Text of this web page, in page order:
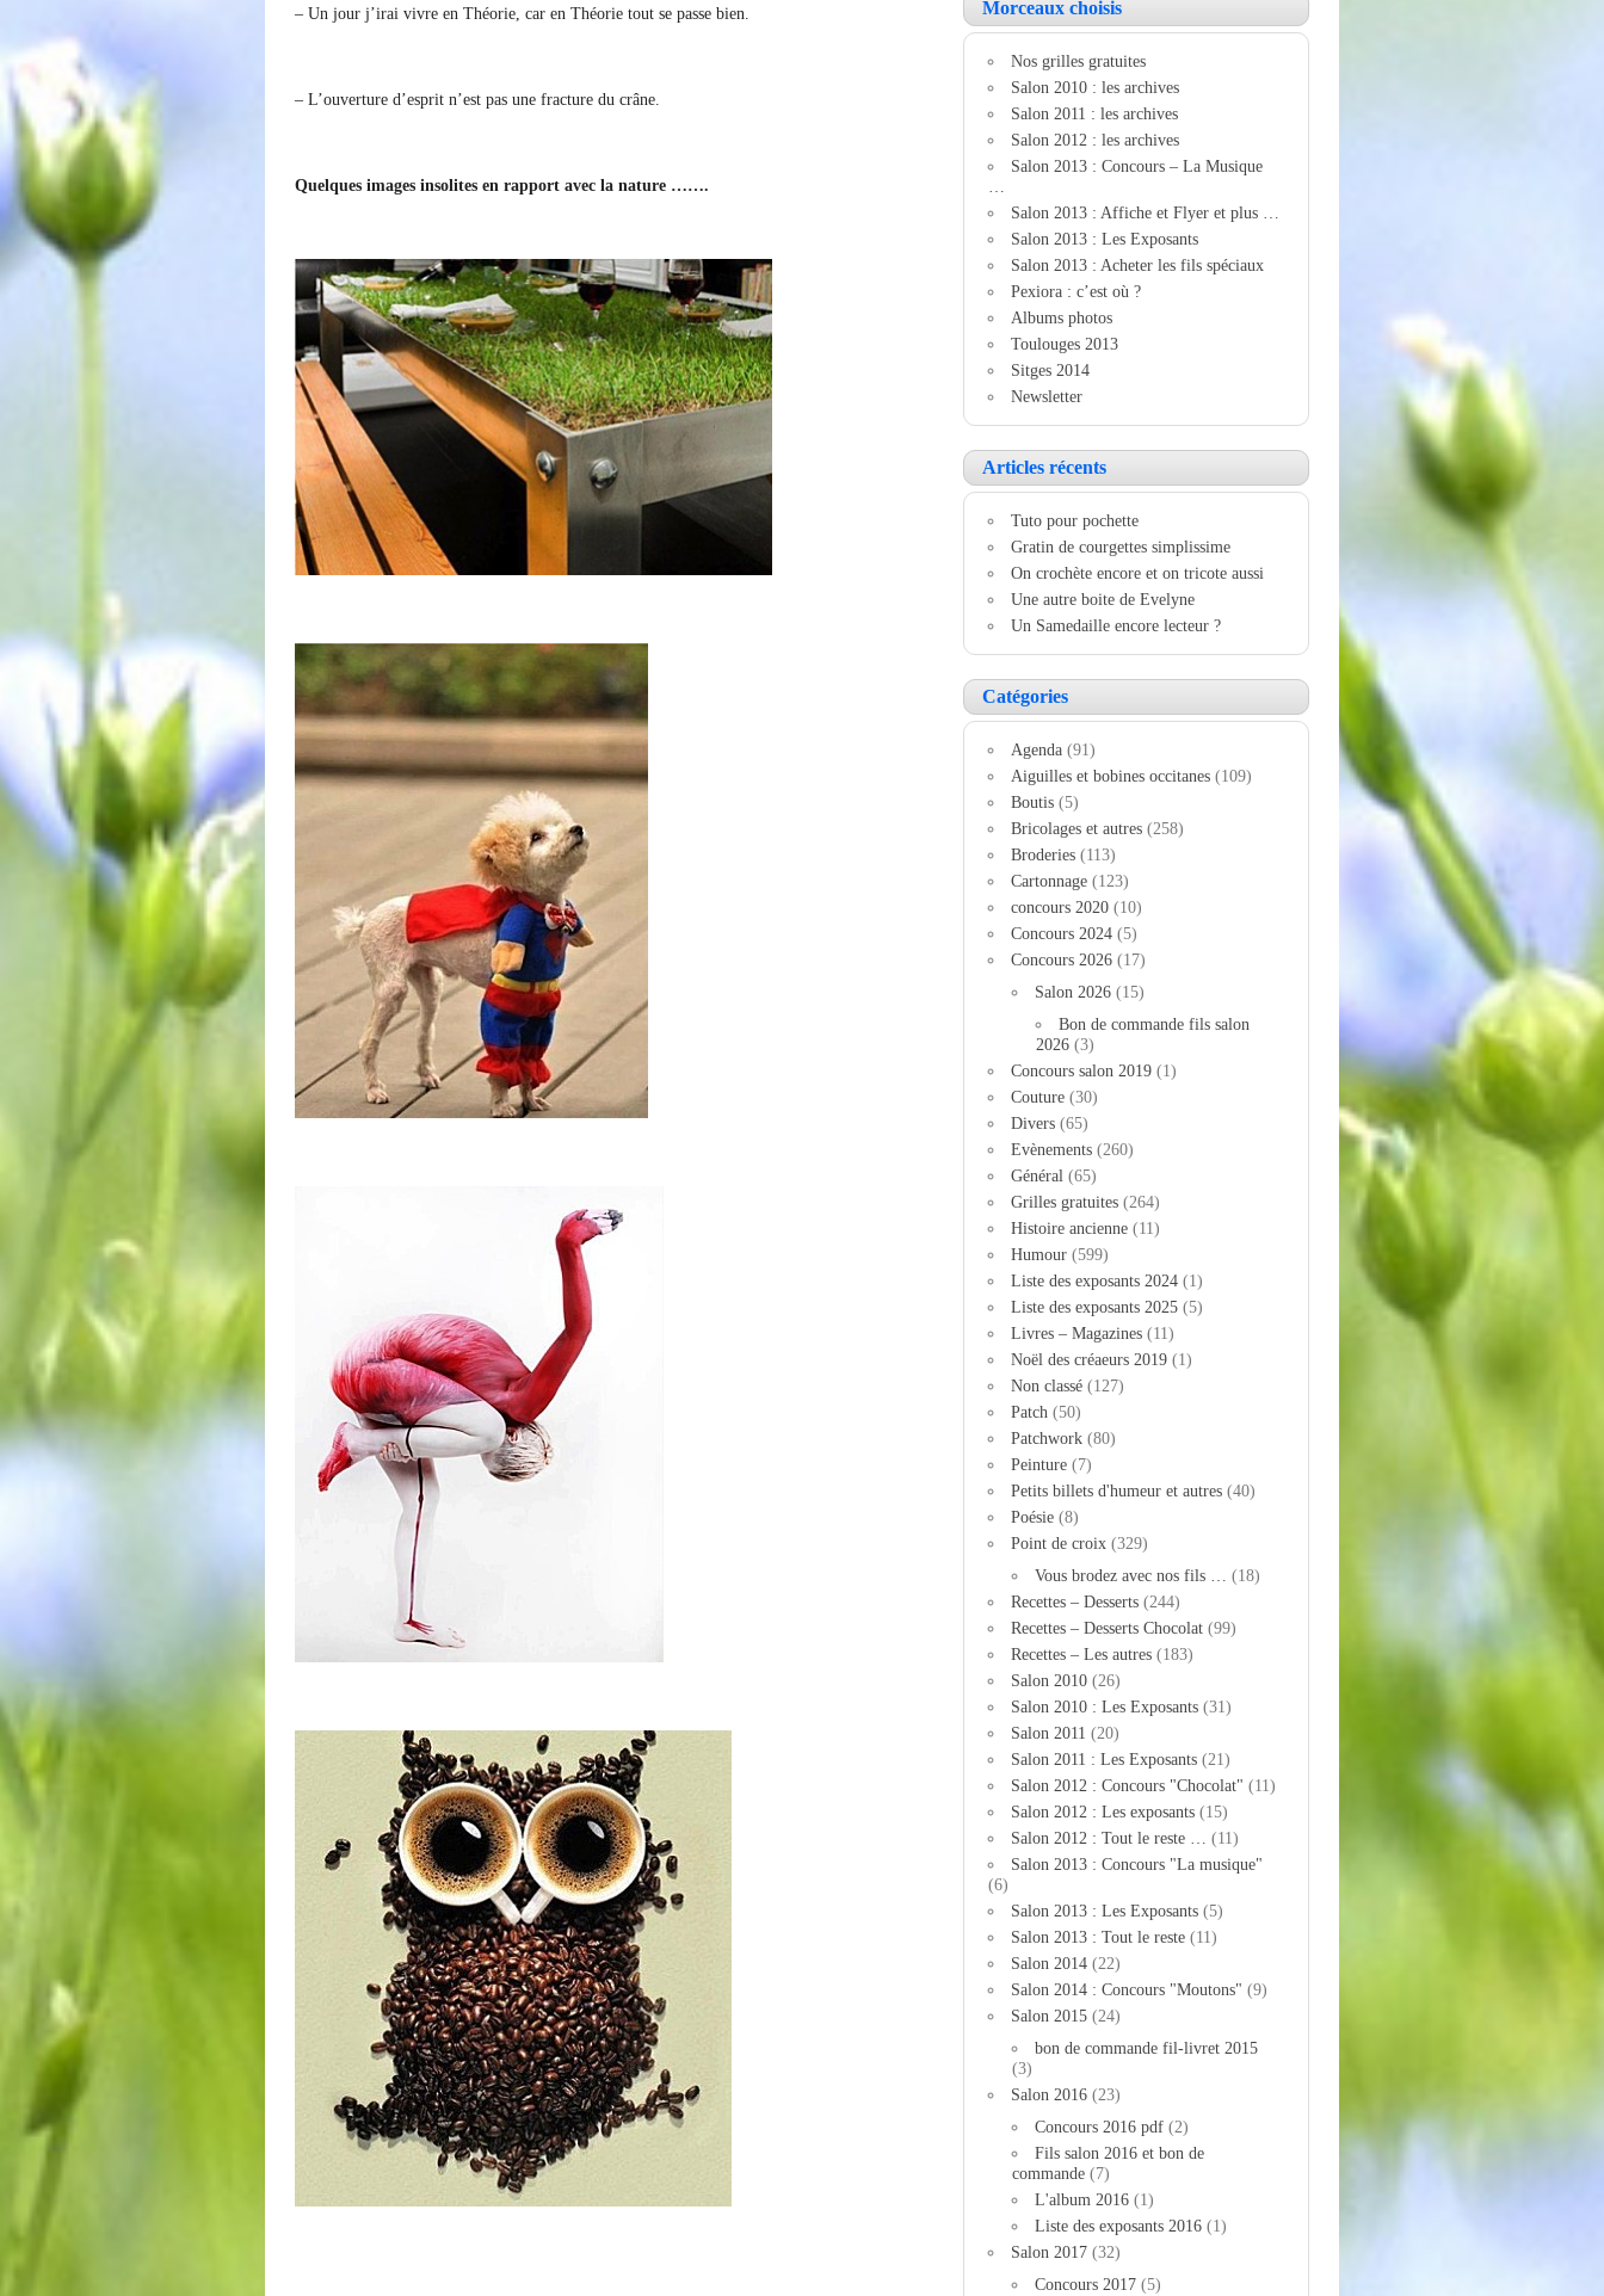
– Un jour j’irai vivre en Théorie, car en Théorie tout se passe bien.
– L’ouverture d’esprit n’est pas une fracture du crâne.
Quelques images insolites en rapport avec la nature …….
Morceaux choisis
Nos grilles gratuites
Salon 2010 : les archives
Salon 2011 : les archives
Salon 2012 : les archives
Salon 2013 : Concours – La Musique
Salon 2013 : Affiche et Flyer et plus …
Salon 2013 : Les Exposants
Salon 2013 : Acheter les fils spéciaux
Pexiora : c’est où ?
Albums photos
Toulouges 2013
Sitges 2014
Newsletter
Articles récents
Tuto pour pochette
Gratin de courgettes simplissime
On crochète encore et on tricote aussi
Une autre boite de Evelyne
Un Samedaille encore lecteur ?
Catégories
Agenda (91)
Aiguilles et bobines occitanes (109)
Boutis (5)
Bricolages et autres (258)
Broderies (113)
Cartonnage (123)
concours 2020 (10)
Concours 2024 (5)
Concours 2026 (17)
Salon 2026 (15)
Bon de commande fils salon
2026 (3)
Concours salon 2019 (1)
Couture (30)
Divers (65)
Evènements (260)
Général (65)
Grilles gratuites (264)
Histoire ancienne (11)
Humour (599)
Liste des exposants 2024 (1)
Liste des exposants 2025 (5)
Livres – Magazines (11)
Noël des créaeurs 2019 (1)
Non classé (127)
Patch (50)
Patchwork (80)
Peinture (7)
Petits billets d'humeur et autres (40)
Poésie (8)
Point de croix (329)
Vous brodez avec nos fils …
(18)
Recettes – Desserts (244)
Recettes – Desserts Chocolat (99)
Recettes – Les autres (183)
Salon 2010 (26)
Salon 2010 : Les Exposants (31)
Salon 2011 (20)
Salon 2011 : Les Exposants (21)
Salon 2012 : Concours "Chocolat" (11)
Salon 2012 : Les exposants (15)
Salon 2012 : Tout le reste …
(11)
Salon 2013 : Concours "La musique"
(6)
Salon 2013 : Les Exposants (5)
Salon 2013 : Tout le reste (11)
Salon 2014 (22)
Salon 2014 : Concours "Moutons" (9)
Salon 2015 (24)
bon de commande fil-livret 2015
(3)
Salon 2016 (23)
Concours 2016 pdf (2)
Fils salon 2016 et bon de
commande (7)
L'album 2016 (1)
Liste des exposants 2016 (1)
Salon 2017 (32)
Concours 2017 (5)